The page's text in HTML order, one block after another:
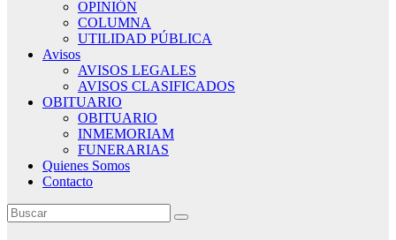
OPINIÓN
COLUMNA
UTILIDAD PÚBLICA
Avisos
AVISOS LEGALES
AVISOS CLASIFICADOS
OBITUARIO
OBITUARIO
INMEMORIAM
FUNERARIAS
Quienes Somos
Contacto